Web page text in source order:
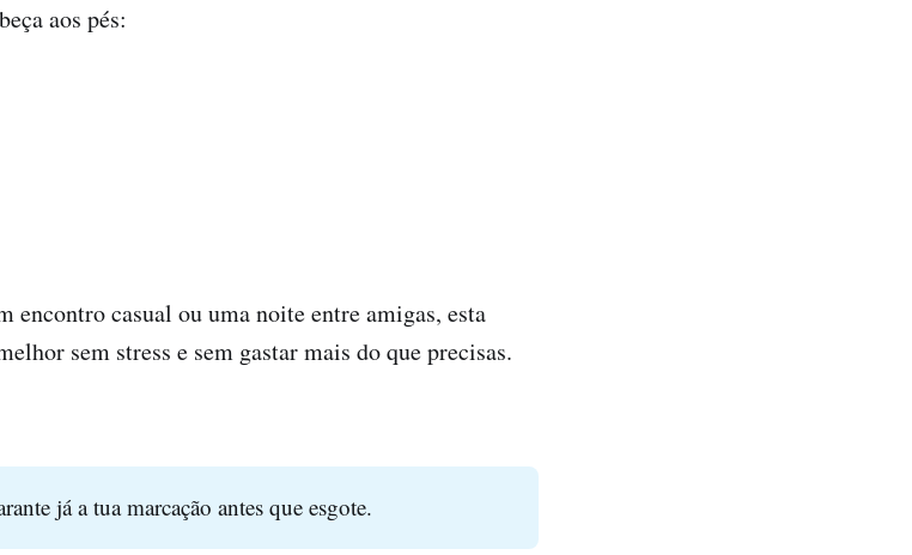
aos pés:
encontro casual ou uma noite entre amigas, esta
sem stress e sem gastar mais do que precisas.
já a tua marcação antes que esgote.